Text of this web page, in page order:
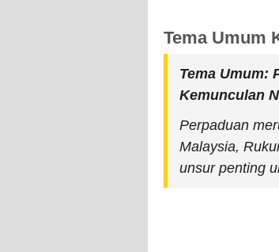
Tema Umum
Tema Umum:
Kemunculan
Perpaduan
Malaysia,
unsur penting